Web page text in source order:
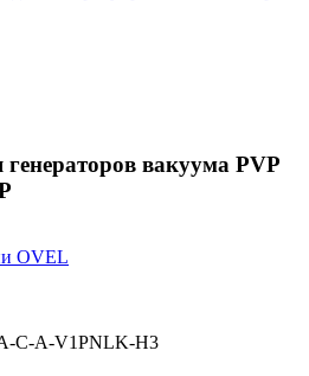
вакуума PVP
C-A-V1PNLK-H3